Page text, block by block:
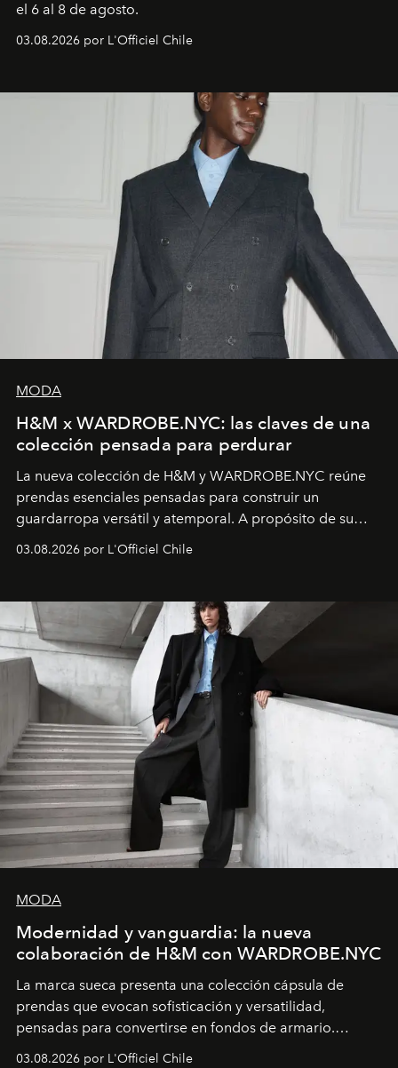
el 6 al 8 de agosto.
03.08.2026 por L'Officiel Chile
MODA
H&M x WARDROBE.NYC: las claves de una
colección pensada para perdurar
La nueva colección de H&M y WARDROBE.NYC reúne
prendas esenciales pensadas para construir un
guardarropa versátil y atemporal. A propósito de su
lanzamiento, los fundadores de la firma neoyorquina y
la asesora creativa y jefa de diseño global de la marca
y la filosofía detrás de la propuesta.
03.08.2026 por L'Officiel Chile
MODA
Modernidad y vanguardia: la nueva
colaboración de H&M con WARDROBE.NYC
La marca sueca presenta una colección cápsula de
prendas que evocan sofisticación y versatilidad,
pensadas para convertirse en fondos de armario.
Disponible en Chile desde el 6 de agosto.
03.08.2026 por L'Officiel Chile